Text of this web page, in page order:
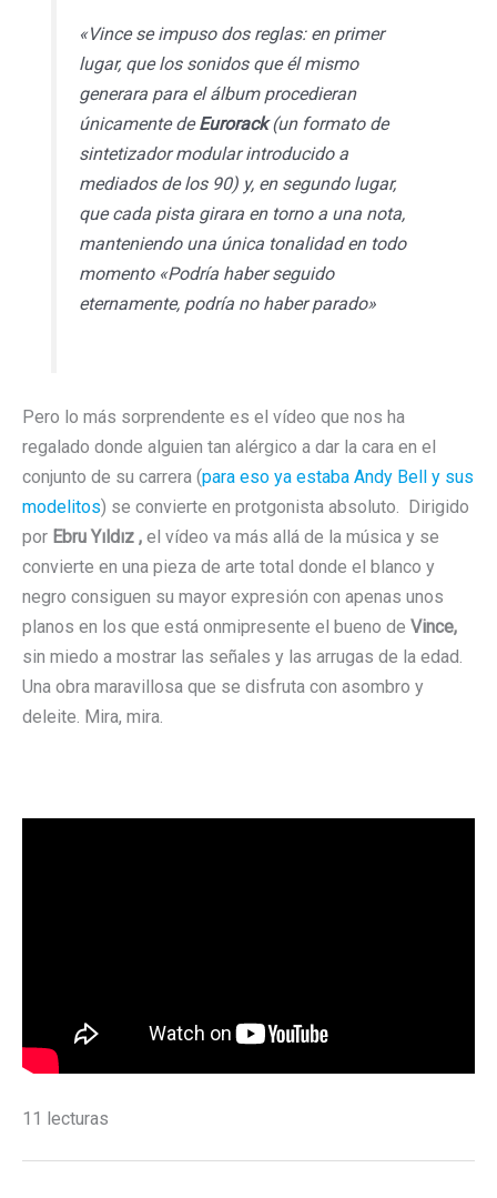
«Vince se impuso dos reglas: en primer
lugar, que los sonidos que él mismo
generara para el álbum procedieran
únicamente deEurorack(un formato de
sintetizador modular introducido a
mediados de los 90) y, en segundo lugar,
que cada pista girara en torno a una nota,
manteniendo una única tonalidad en todo
momento «Podría haber seguido
eternamente, podría no haber parado»
Pero lo más sorprendente es el vídeo que nos ha
regalado donde alguien tan alérgico a dar la cara en el
conjunto de su carrera (para eso ya estaba Andy Bell y sus
modelitos) se convierte en protgonista absoluto. Dirigido
por Ebru Yıldız , el vídeo va más allá de la música y se
convierte en una pieza de arte total donde el blanco y
negro consiguen su mayor expresión con apenas unos
planos en los que está onmipresente el bueno de Vince,
sin miedo a mostrar las señales y las arrugas de la edad.
Una obra maravillosa que se disfruta con asombro y
deleite. Mira, mira.
11 lecturas